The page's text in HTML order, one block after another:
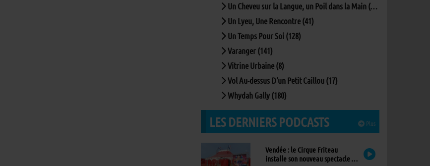
Un Cheveu sur la Langue, un Poil dans la Main (167)
Un Lyeu, Une Rencontre (41)
Un Temps Pour Soi (128)
Varanger (141)
Vitrine Urbaine (8)
Vol Au-dessus D'un Petit Caillou (17)
Whydah Gally (180)
Plus
LES DERNIERS PODCASTS
Vendée : le Cirque Friteau
installe son nouveau spectacle à